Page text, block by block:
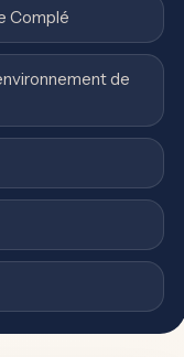
Complé
de